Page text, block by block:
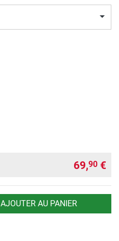
69,90 €
AJOUTER AU PANIER